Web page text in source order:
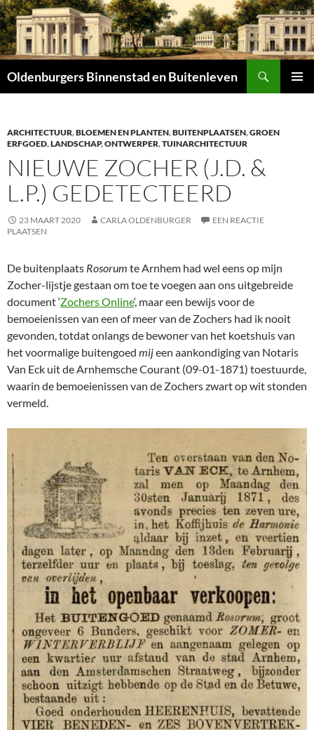
Oldenburgers Binnenstad en Buitenleven
ARCHITECTUUR,BLOEMEN EN PLANTEN,BUITENPLAATSEN,GROEN
ERFGOED,LANDSCHAP,ONTWERPER,TUINARCHITECTUUR
NIEUWE ZOCHER (J.D. &
L.P.) GEDETECTEERD
23 MAART 2020 CARLA OLDENBURGER
EEN REACTIE
PLAATSEN
De buitenplaats Rosorum te Arnhem had wel eens op mijn
Zocher-lijstje gestaan om toe te voegen aan ons uitgebreide
document ‘Zochers Online‘, maar een bewijs voor de
bemoeienissen van een of meer van de Zochers had ik nooit
gevonden, totdat onlangs de bewoner van het koetshuis van
het voormalige buitengoed mijeen aankondiging van Notaris
Van Eck uit de Arnhemsche Courant (09-01-1871) toestuurde,
waarin de bemoeienissen van de Zochers zwart op wit stonden
vermeld.